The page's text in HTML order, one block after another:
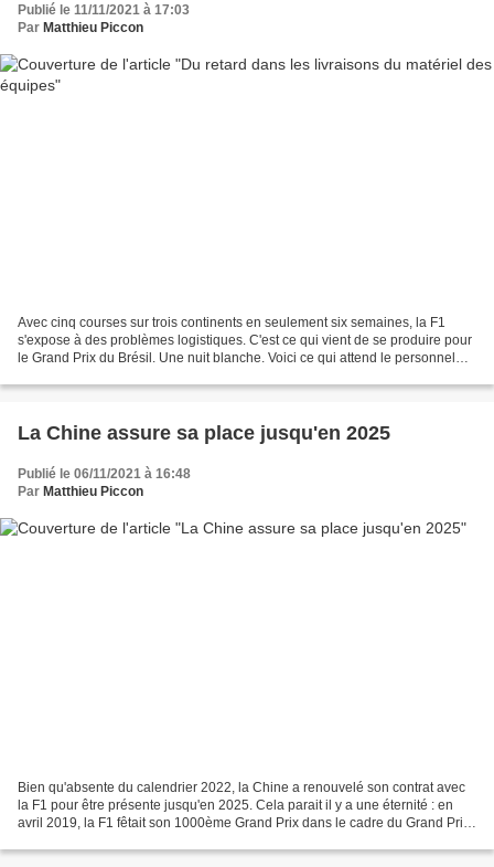
Publié le 11/11/2021 à 17:03
Par Matthieu Piccon
Avec cinq courses sur trois continents en seulement six semaines, la F1
s'expose à des problèmes logistiques. C'est ce qui vient de se produire pour
le Grand Prix du Brésil. Une nuit blanche. Voici ce qui attend le personnel
La Chine assure sa place jusqu'en 2025
Publié le 06/11/2021 à 16:48
Par Matthieu Piccon
Bien qu'absente du calendrier 2022, la Chine a renouvelé son contrat avec
la F1 pour être présente jusqu'en 2025. Cela parait il y a une éternité : en
avril 2019, la F1 fêtait son 1000ème Grand Prix dans le cadre du Grand Prix